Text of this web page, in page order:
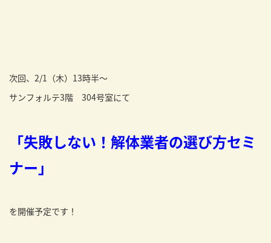
次回、2/1（木）13時半～
サンフォルテ3階 304号室にて
「失敗しない！解体業者の選び方セミ
ナー」
を開催予定です！